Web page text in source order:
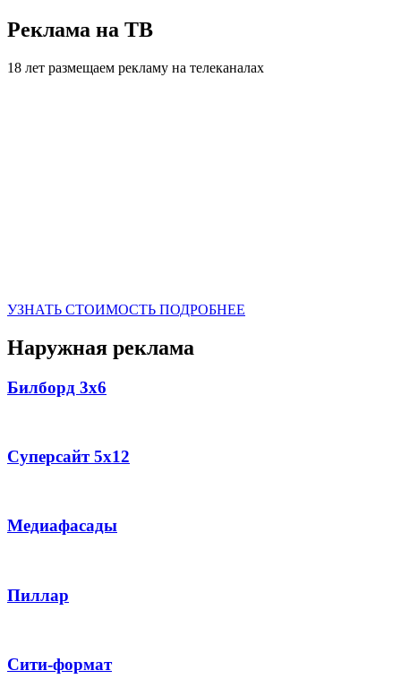
Реклама на ТВ
18 лет размещаем рекламу на телеканалах
УЗНАТЬ СТОИМОСТЬ ПОДРОБНЕЕ
Наружная реклама
Билборд 3х6
Суперсайт 5х12
Медиафасады
Пиллар
Сити-формат